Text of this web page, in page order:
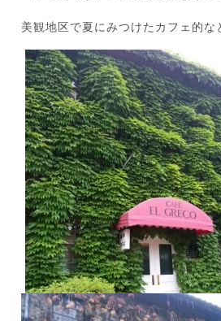
美観地区で夏にみつけたカフェ的な